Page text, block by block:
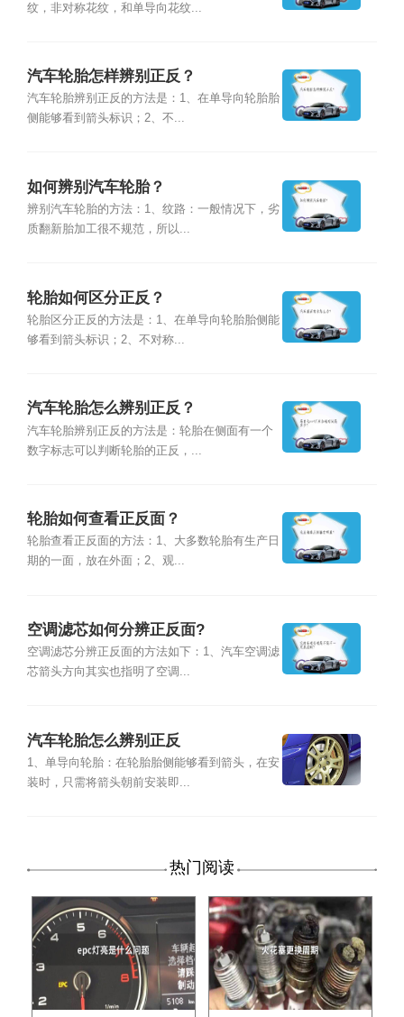
纹，非对称花纹，和单导向花纹...
汽车轮胎怎样辨别正反？
汽车轮胎辨别正反的方法是：1、在单导向轮胎胎
侧能够看到箭头标识；2、不...
如何辨别汽车轮胎？
辨别汽车轮胎的方法：1、纹路：一般情况下，劣
质翻新胎加工很不规范，所以...
轮胎如何区分正反？
轮胎区分正反的方法是：1、在单导向轮胎胎侧能
够看到箭头标识；2、不对称...
汽车轮胎怎么辨别正反？
汽车轮胎辨别正反的方法是：轮胎在侧面有一个
数字标志可以判断轮胎的正反，...
轮胎如何查看正反面？
轮胎查看正反面的方法：1、大多数轮胎有生产日
期的一面，放在外面；2、观...
空调滤芯如何分辨正反面?
空调滤芯分辨正反面的方法如下：1、汽车空调滤
芯箭头方向其实也指明了空调...
汽车轮胎怎么辨别正反
1、单导向轮胎：在轮胎胎侧能够看到箭头，在安
装时，只需将箭头朝前安装即...
热门阅读